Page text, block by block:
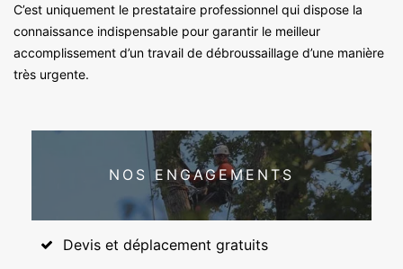
C’est uniquement le prestataire professionnel qui dispose la
connaissance indispensable pour garantir le meilleur
accomplissement d’un travail de débroussaillage d’une manière
très urgente.
NOS ENGAGEMENTS
Devis et déplacement gratuits